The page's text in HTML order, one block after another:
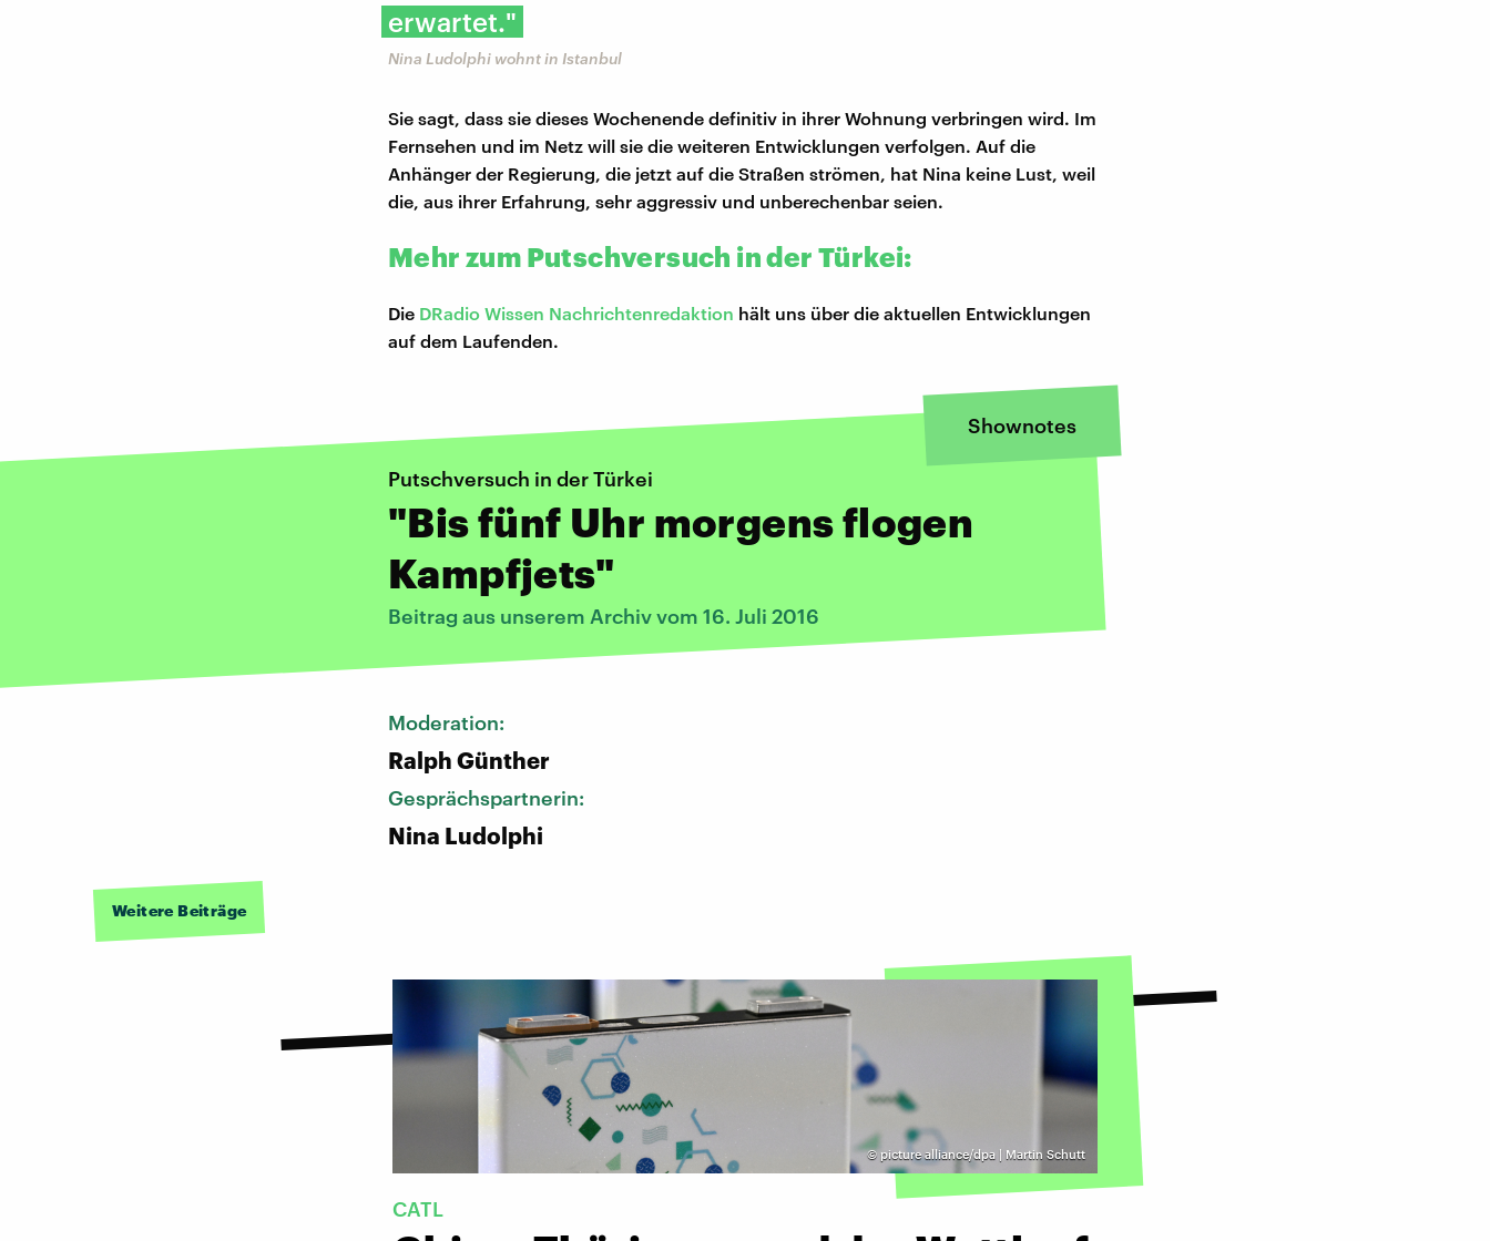
erwartet."
Nina Ludolphi wohnt in Istanbul
Sie sagt, dass sie dieses Wochenende definitiv in ihrer Wohnung verbringen wird. Im
Fernsehen und im Netz will sie die weiteren Entwicklungen verfolgen. Auf die
Anhänger der Regierung, die jetzt auf die Straßen strömen, hat Nina keine Lust, weil
die, aus ihrer Erfahrung, sehr aggressiv und unberechenbar seien.
Mehr zum Putschversuch in der Türkei:
Die DRadio Wissen Nachrichtenredaktion hält uns über die aktuellen Entwicklungen
auf dem Laufenden.
Shownotes
Putschversuch in der Türkei
"Bis fünf Uhr morgens flogen
Kampfjets"
Beitrag aus unserem Archiv vom 16. Juli 2016
Moderation:
Ralph Günther
Gesprächspartnerin:
Nina Ludolphi
Weitere Beiträge
©picture alliance/dpa | Martin Schutt
CATL